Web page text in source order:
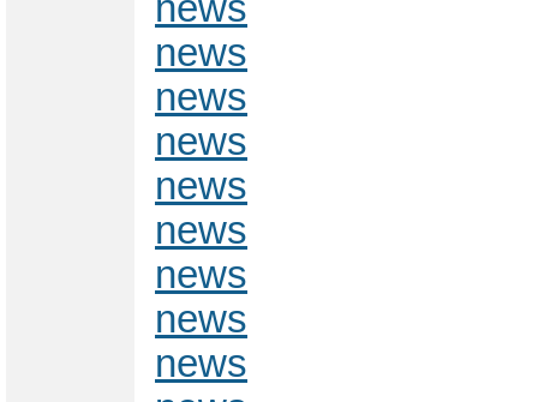
news
news
news
news
news
news
news
news